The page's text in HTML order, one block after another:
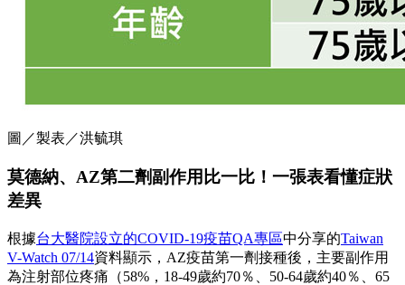
圖／製表／洪毓琪
莫德納、AZ第二劑副作用比一比！一張表看懂症狀
差異
根據台大醫院設立的COVID-19疫苗QA專區中分享的Taiwan
V-Watch 07/14資料顯示，AZ疫苗第一劑接種後，主要副作用
為注射部位疼痛（58%，18-49歲約70％、50-64歲約40％、65